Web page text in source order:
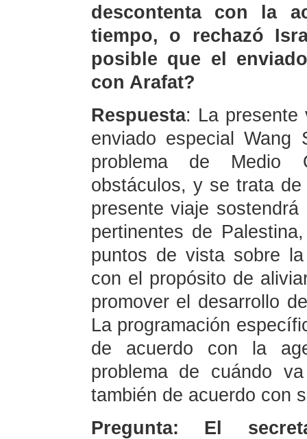
descontenta con la
tiempo, o rechazó
posible que el
con Arafat?
Respuesta: La presente
enviado especial
problema de Medio
obstáculos, y se trata
presente viaje
pertinentes de
puntos de vista sobre
con el propósito de
promover el desarrollo
La programación
de acuerdo con la
problema de cuándo
también de acuerdo con
Pregunta: El